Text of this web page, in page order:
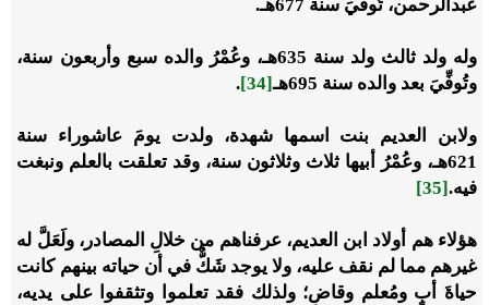
عبدالرحمن، تُوفِّيَ سنة 677هـ.
وله ولد ثالث ولد سنة 635هـ، وعُمْرُ والده سبع وأربعون سنة،
وتُوفِّيَ بعد والده سنة 695هـ
[34]
.
ولابن العديم بنت اسمها شهدة، ولدت يومَ عاشوراء سنة
621هـ، وعُمْرُ أبيها ثلاث وثلاثون سنة، وقد تعلقت بالعلم ونبغت
فيه.[35]
هؤلاء هم أولاد ابن العديم، عرفناهم من خلالِ المصادر، ولَعَلَّ له
غيرهم مما لم نقف عليه، ولا يوجد شَكٌّ في أن حياته بينهم كانت
حياةَ أبٍ ومُعلم وقاضٍ؛ ولذلك فقد تعلموا وتثقفوا على يديه،